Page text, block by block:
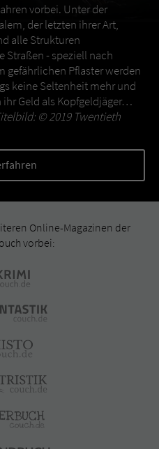
vorbei. Unter der
der letzten ihrer Art,
alle Strukturen
Straßen - speziell nach
gefährlichen Pflaster werden
keine Seltenheit mehr und
Geld als Kopfgeldjäger…
© 2019 Twentieth
Online-Magazinen der
vorbei: